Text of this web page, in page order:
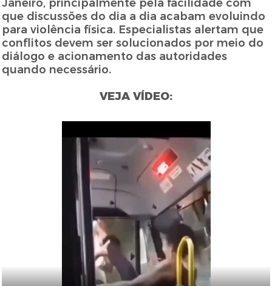
Janeiro, principalmente pela facilidade com
que discussões do dia a dia acabam evoluindo
para violência física. Especialistas alertam que
conflitos devem ser solucionados por meio do
diálogo e acionamento das autoridades
quando necessário.
VEJA VÍDEO: